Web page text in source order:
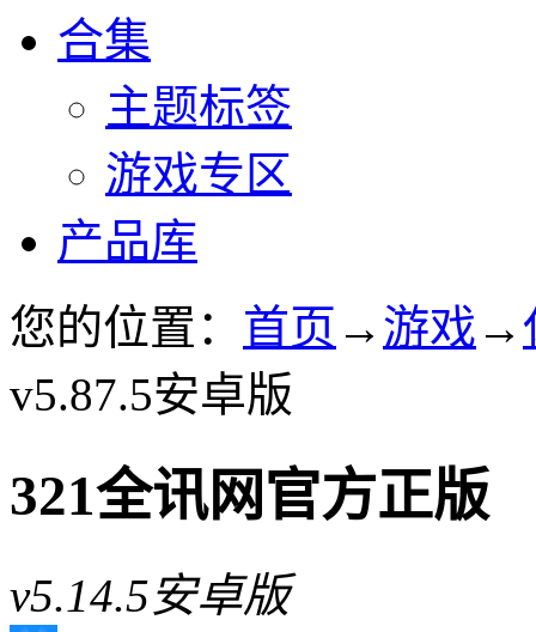
合集
主题标签
游戏专区
产品库
您的位置： 首页 → 游戏 →
v5.87.5安卓版
321全讯网官方正版
v5.14.5安卓版